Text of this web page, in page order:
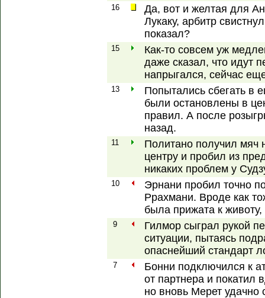
16
Да, вот и желтая для
Лукаку, арбитр
показал?
15
Как-то совсем уж
даже сказал, что идут
напрыгался, сейчас
13
Попытались сбегать в
были остановлены в
правил. А после
назад.
11
Политано получил мяч
центру и пробил из
никаких проблем у
10
Эрнани пробил точно
Ррахмани. Вроде как
была прижата к
9
Гилмор сыграл рукой
ситуации, пытаясь
опаснейший стандарт
7
Бонни подключился к
от партнера и покатил
но вновь Мерет удачно